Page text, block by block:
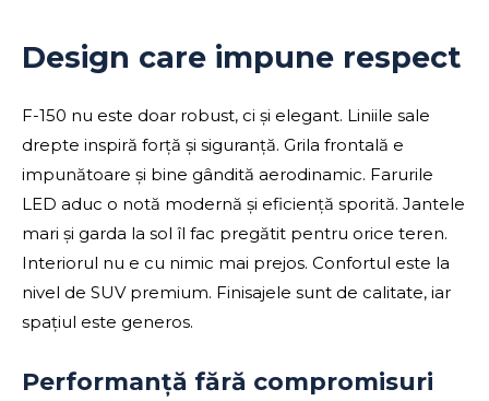
Design care impune respect
F-150 nu este doar robust, ci și elegant. Liniile sale
drepte inspiră forță și siguranță. Grila frontală e
impunătoare și bine gândită aerodinamic. Farurile
LED aduc o notă modernă și eficiență sporită. Jantele
mari și garda la sol îl fac pregătit pentru orice teren.
Interiorul nu e cu nimic mai prejos. Confortul este la
nivel de SUV premium. Finisajele sunt de calitate, iar
spațiul este generos.
Performanță fără compromisuri